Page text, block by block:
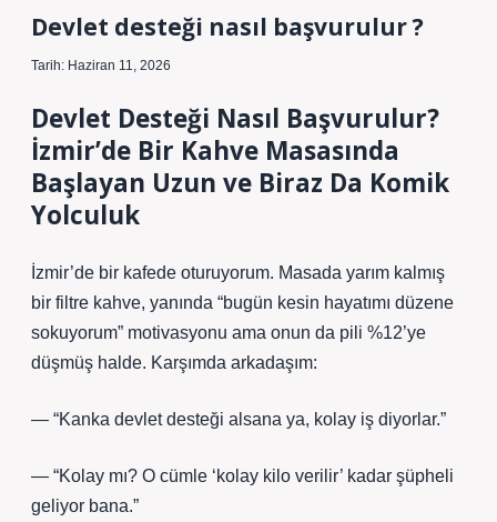
Devlet desteği nasıl başvurulur ?
Tarih: Haziran 11, 2026
Devlet Desteği Nasıl Başvurulur?
İzmir’de Bir Kahve Masasında
Başlayan Uzun ve Biraz Da Komik
Yolculuk
İzmir’de bir kafede oturuyorum. Masada yarım kalmış
bir filtre kahve, yanında “bugün kesin hayatımı düzene
sokuyorum” motivasyonu ama onun da pili %12’ye
düşmüş halde. Karşımda arkadaşım:
— “Kanka devlet desteği alsana ya, kolay iş diyorlar.”
— “Kolay mı? O cümle ‘kolay kilo verilir’ kadar şüpheli
geliyor bana.”